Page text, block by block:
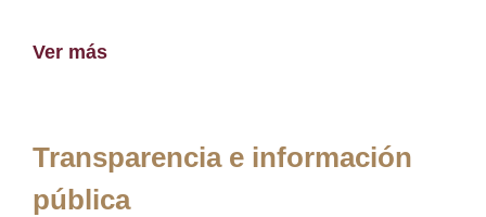
Ver más
Transparencia e información
pública